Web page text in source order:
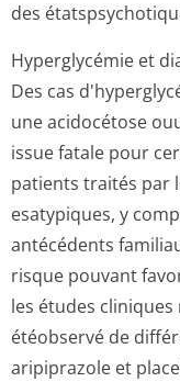
des
Hyperglycémie et
Des cas
une acidocétose
issue fatale pour
patients traités par
esatypiques, y
antécédents
risque pouvant
les études
étéobservé de
aripiprazole et